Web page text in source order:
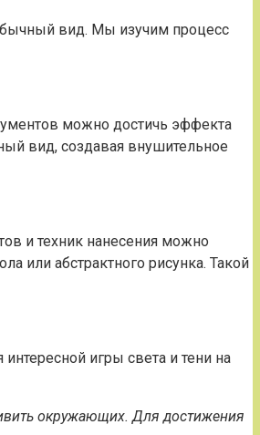
вид. Мы изучим процесс
можно достичь эффекта
вид, создавая внушительное
и техник нанесения можно
или абстрактного рисунка. Такой
игры света и тени на
окружающих. Для достижения